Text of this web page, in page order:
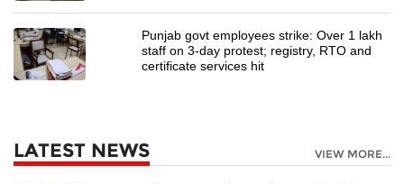
Punjab govt employees strike: Over 1 lakh
staff on 3-day protest; registry, RTO and
certificate services hit
LATEST NEWS VIEW MORE...